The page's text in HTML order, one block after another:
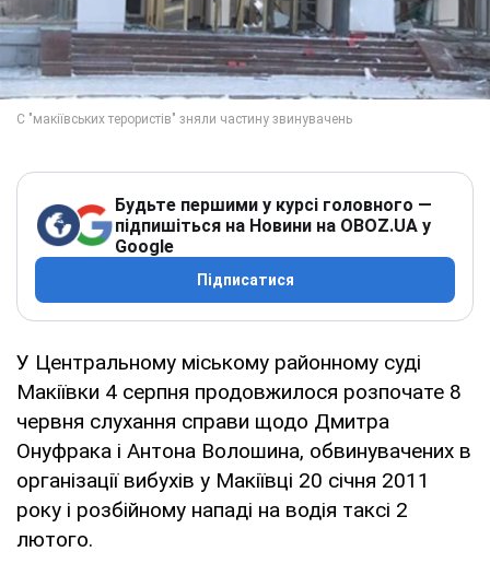
Будьте першими у курсі головного —
підпишіться на Новини на OBOZ.UA у
Google
Підписатися
У Центральному міському районному суді
Макіївки 4 серпня продовжилося розпочате 8
червня слухання справи щодо Дмитра
Онуфрака і Антона Волошина, обвинувачених в
організації вибухів у Макіївці 20 січня 2011
року і розбійному нападі на водія таксі 2
лютого.